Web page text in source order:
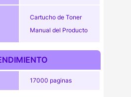
Cartucho de Toner
Manual del Producto
17000 paginas